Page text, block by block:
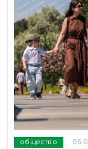
общество